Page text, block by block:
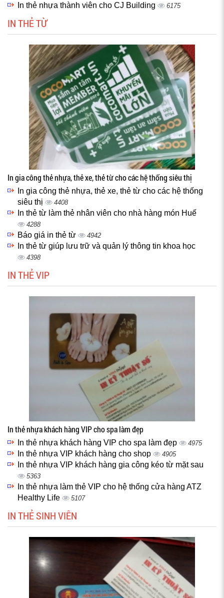
In thẻ nhựa thành viên cho CJ Building 6175
IN THẺ TỪ
In gia công thẻ nhựa, thẻ xe, thẻ từ cho các hệ thống siêu thị
In gia công thẻ nhựa, thẻ xe, thẻ từ cho các hệ thống
siêu thị
4408
In thẻ từ làm thẻ nhân viên cho nhà hàng món Huế
4288
Báo giá in thẻ từ 4942
In thẻ từ giúp lưu trữ và quản lý thông tin khoa học
4398
IN THẺ VIP
In thẻ nhựa khách hàng VIP cho spa làm đẹp
In thẻ nhựa khách hàng VIP cho spa làm đẹp 4975
In thẻ nhựa VIP khách hàng cho shop 4905
In thẻ nhựa VIP khách hàng gia công kéo từ mặt sau
5363
In thẻ nhựa làm thẻ VIP cho hệ thống cửa hàng ATZ
Healthy Life
5107
IN THẺ SINH VIÊN